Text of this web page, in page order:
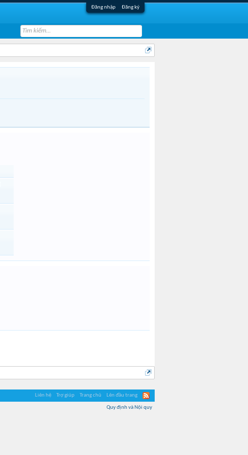
Đăng nhập Đăng ký
Liên hệ Trợ giúp Trang chủ Lên đầu trang
Quy định và Nội quy